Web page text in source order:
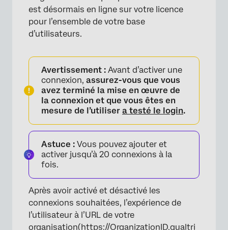
est désormais en ligne sur votre licence
pour l’ensemble de votre base
d’utilisateurs.
Avertissement : Avant d’activer une
connexion, assurez-vous que vous
avez terminé la mise en œuvre de
la connexion et que vous êtes en
mesure de l’utiliser a testé le login.
Astuce : Vous pouvez ajouter et
activer jusqu’à 20 connexions à la
fois.
Après avoir activé et désactivé les
connexions souhaitées, l’expérience de
l’utilisateur à l’URL de votre
organisation(https://OrganizationID.qualtri